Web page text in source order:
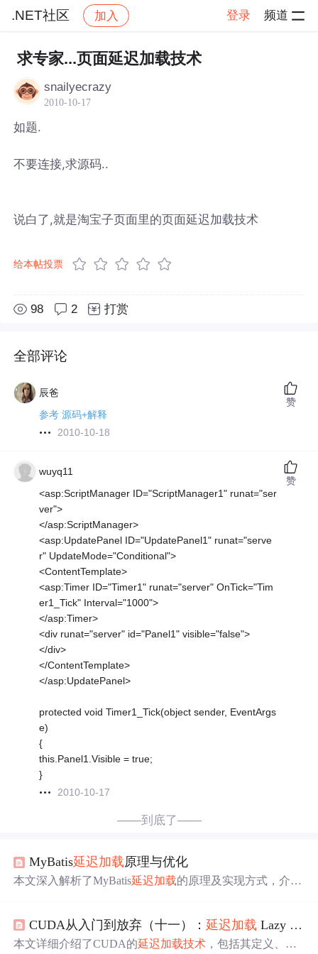
.NET社区 加入 登录 频道
社区 .NET社区 帖子详情
求专家...页面延迟加载技术
snailyecrazy
2010-10-17
如题.
不要连接,求源码..
说白了,就是淘宝子页面里的页面延迟加载技术
给本帖投票
98 2 打赏
全部评论
辰爸
参考 源码+解释
2010-10-18
赞
wuyq11
<asp:ScriptManager ID="ScriptManager1" runat="ser
ver">
</asp:ScriptManager>
<asp:UpdatePanel ID="UpdatePanel1" runat="serve
r" UpdateMode="Conditional">
<ContentTemplate>
<asp:Timer ID="Timer1" runat="server" OnTick="Tim
er1_Tick" Interval="1000">
</asp:Timer>
<div runat="server" id="Panel1" visible="false">
</div>
</ContentTemplate>
</asp:UpdatePanel>
protected void Timer1_Tick(object sender, EventArgs
e)
{
this.Panel1.Visible = true;
}
2010-10-17
赞
——到底了——
MyBatis延迟加载原理与优化
本文深入解析了MyBatis延迟加载的原理及实现方式，介绍
延迟加载的优缺点、适用场景以及配置方法，并分析了其
与缓存机制的关系。
CUDA从入门到放弃（十一）：延迟加载 Lazy Loading
本文详细介绍了CUDA的延迟加载技术 ，包括其定义、如